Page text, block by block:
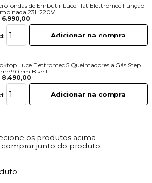
ondas de Embutir Luce Flat Elettromec Função
23L 220V
6.990,00
Adicionar na compra
Luce Elettromec 5 Queimadores a Gás Step
90 cm Bivolt
8.490,00
Adicionar na compra
os produtos acima
comprar junto do produto